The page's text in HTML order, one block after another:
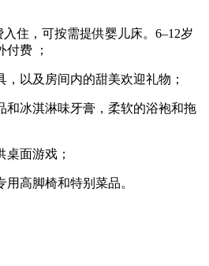
住，可按需提供婴儿床。6–12岁
付费 ；
，以及房间内的甜美欢迎礼物；
和冰淇淋味牙膏，柔软的浴袍和拖
桌面游戏；
高脚椅和特别菜品。